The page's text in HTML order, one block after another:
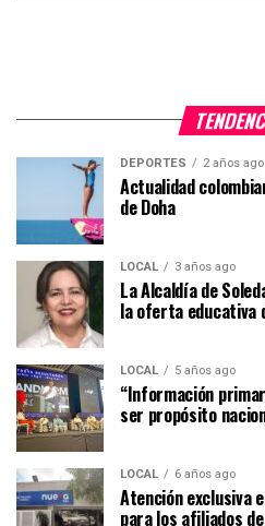
DEPORTES 2 años ago
Actualidad
de Doha
LOCAL 3 años ago
La Alcaldía de
la oferta educativa
LOCAL 5 años ago
“Información
ser propósito
LOCAL 6 años ago
Atención exclusiva
para los afiliados de